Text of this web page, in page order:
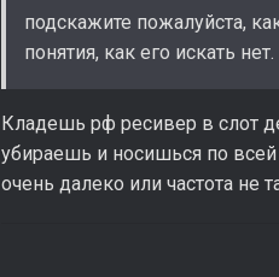
подскажите пожалуйста,
понятия, как его искать нет.
Кладешь рф ресивер в слот
убираешь и носишься по
очень далеко или частота не